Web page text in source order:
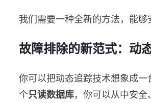
我们需要一种全新的方法，能够
故障排除的新范式：动
你可以把动态追踪技术想象成
个只读数据库，你可以从中安